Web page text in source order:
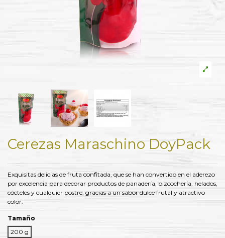
Cerezas Maraschino DoyPack
Exquisitas delicias de fruta confitada, que se han convertido en el aderezo
por excelencia para decorar productos de panadería, bizcochería, helados,
cócteles y cualquier postre, gracias a un sabor dulce frutal y atractivo
color.
Tamaño
200 g